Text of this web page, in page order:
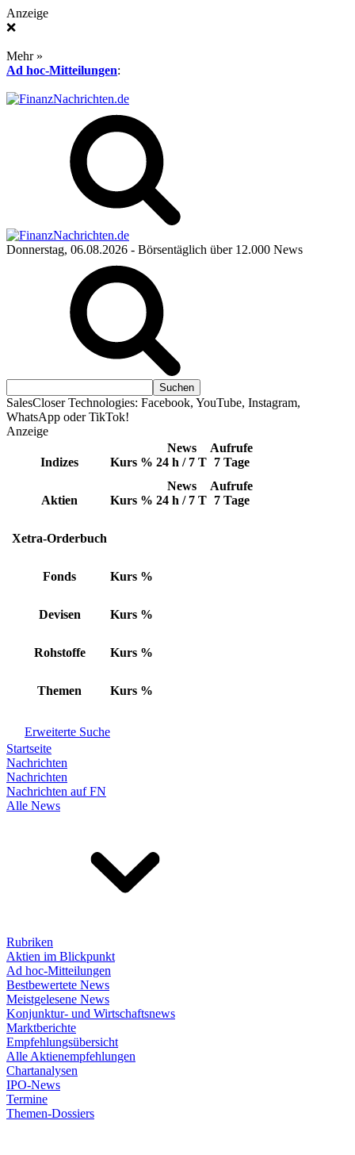
Anzeige
❌
Mehr »
Ad hoc-Mitteilungen:
Donnerstag, 06.08.2026 - Börsentäglich über 12.000 News
SalesCloser Technologies: Facebook, YouTube, Instagram,
WhatsApp oder TikTok!
Anzeige
Indizes Kurs %
News
24 h / 7 T
Aufrufe
7 Tage
Aktien Kurs %
News
24 h / 7 T
Aufrufe
7 Tage
Xetra-Orderbuch
Fonds Kurs %
Devisen Kurs %
Rohstoffe Kurs %
Themen Kurs %
Erweiterte Suche
Startseite
Nachrichten
Nachrichten
Nachrichten auf FN
Alle News
Rubriken
Aktien im Blickpunkt
Ad hoc-Mitteilungen
Bestbewertete News
Meistgelesene News
Konjunktur- und Wirtschaftsnews
Marktberichte
Empfehlungsübersicht
Alle Aktienempfehlungen
Chartanalysen
IPO-News
Termine
Themen-Dossiers